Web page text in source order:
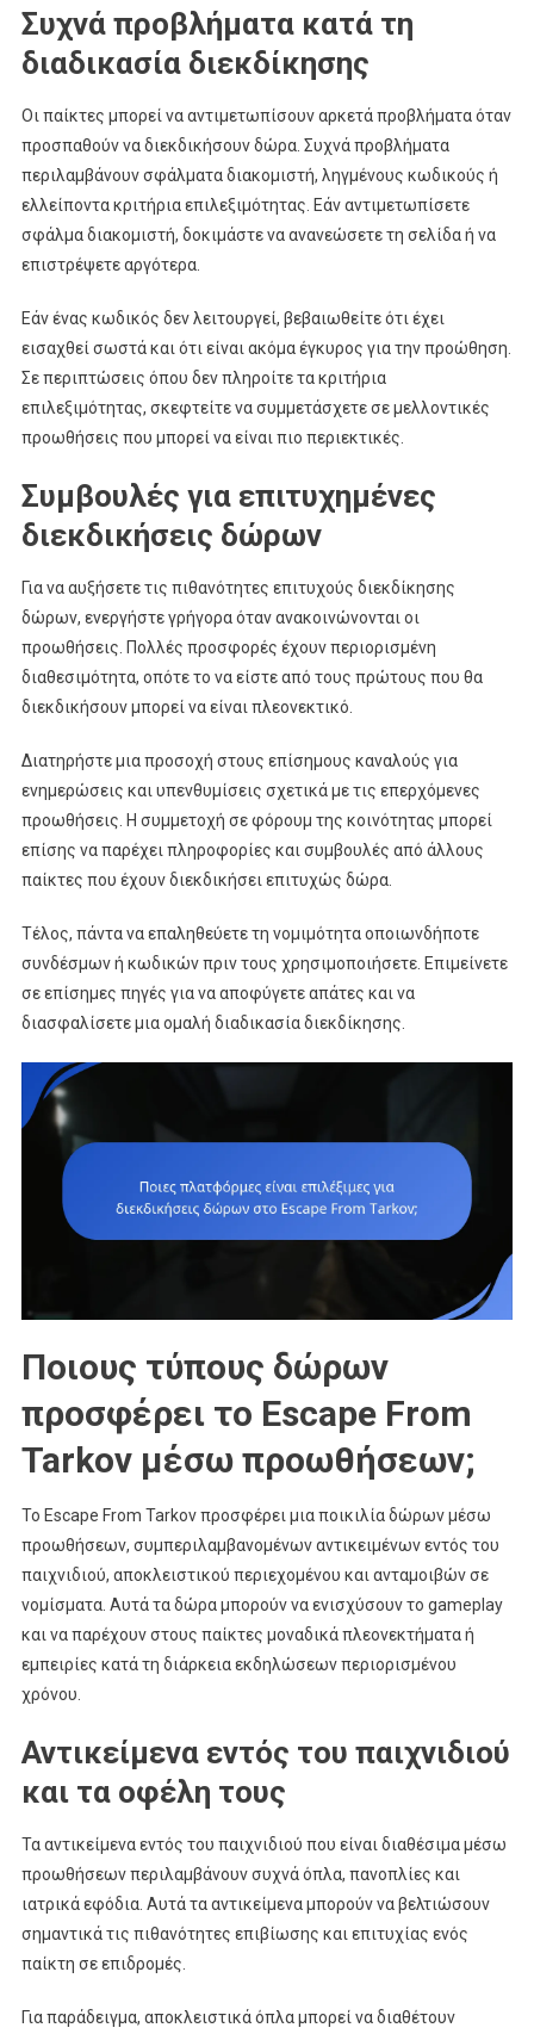
Συχνά προβλήματα κατά τη
διαδικασία διεκδίκησης
Οι παίκτες μπορεί να αντιμετωπίσουν αρκετά προβλήματα όταν
προσπαθούν να διεκδικήσουν δώρα. Συχνά προβλήματα
περιλαμβάνουν σφάλματα διακομιστή, ληγμένους κωδικούς ή
ελλείποντα κριτήρια επιλεξιμότητας. Εάν αντιμετωπίσετε
σφάλμα διακομιστή, δοκιμάστε να ανανεώσετε τη σελίδα ή να
επιστρέψετε αργότερα.
Εάν ένας κωδικός δεν λειτουργεί, βεβαιωθείτε ότι έχει
εισαχθεί σωστά και ότι είναι ακόμα έγκυρος για την προώθηση.
Σε περιπτώσεις όπου δεν πληροίτε τα κριτήρια
επιλεξιμότητας, σκεφτείτε να συμμετάσχετε σε μελλοντικές
προωθήσεις που μπορεί να είναι πιο περιεκτικές.
Συμβουλές για επιτυχημένες
διεκδικήσεις δώρων
Για να αυξήσετε τις πιθανότητες επιτυχούς διεκδίκησης
δώρων, ενεργήστε γρήγορα όταν ανακοινώνονται οι
προωθήσεις. Πολλές προσφορές έχουν περιορισμένη
διαθεσιμότητα, οπότε το να είστε από τους πρώτους που θα
διεκδικήσουν μπορεί να είναι πλεονεκτικό.
Διατηρήστε μια προσοχή στους επίσημους καναλούς για
ενημερώσεις και υπενθυμίσεις σχετικά με τις επερχόμενες
προωθήσεις. Η συμμετοχή σε φόρουμ της κοινότητας μπορεί
επίσης να παρέχει πληροφορίες και συμβουλές από άλλους
παίκτες που έχουν διεκδικήσει επιτυχώς δώρα.
Τέλος, πάντα να επαληθεύετε τη νομιμότητα οποιωνδήποτε
συνδέσμων ή κωδικών πριν τους χρησιμοποιήσετε. Επιμείνετε
σε επίσημες πηγές για να αποφύγετε απάτες και να
διασφαλίσετε μια ομαλή διαδικασία διεκδίκησης.
Ποιους τύπους δώρων
προσφέρει το Escape From
Tarkov μέσω προωθήσεων;
Το Escape From Tarkov προσφέρει μια ποικιλία δώρων μέσω
προωθήσεων, συμπεριλαμβανομένων αντικειμένων εντός του
παιχνιδιού, αποκλειστικού περιεχομένου και ανταμοιβών σε
νομίσματα. Αυτά τα δώρα μπορούν να ενισχύσουν το gameplay
και να παρέχουν στους παίκτες μοναδικά πλεονεκτήματα ή
εμπειρίες κατά τη διάρκεια εκδηλώσεων περιορισμένου
χρόνου.
Αντικείμενα εντός του παιχνιδιού
και τα οφέλη τους
Τα αντικείμενα εντός του παιχνιδιού που είναι διαθέσιμα μέσω
προωθήσεων περιλαμβάνουν συχνά όπλα, πανοπλίες και
ιατρικά εφόδια. Αυτά τα αντικείμενα μπορούν να βελτιώσουν
σημαντικά τις πιθανότητες επιβίωσης και επιτυχίας ενός
παίκτη σε επιδρομές.
Για παράδειγμα, αποκλειστικά όπλα μπορεί να διαθέτουν